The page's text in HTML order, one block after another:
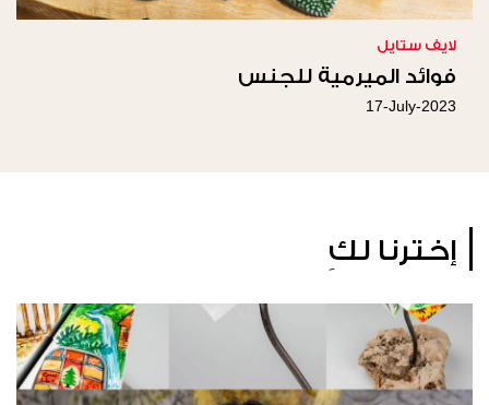
لايف ستايل
فوائد الميرمية للجنس
17-July-2023
إخترنا لكِ